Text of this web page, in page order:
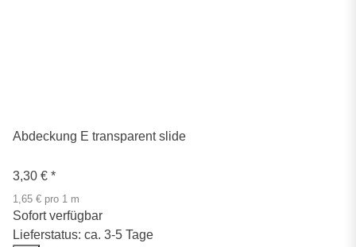
Abdeckung E transparent slide
3,30 € *
1,65 € pro 1 m
Sofort verfügbar
Lieferstatus: ca. 3-5 Tage